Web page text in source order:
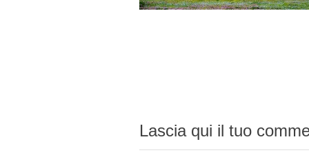
Lascia qui il tuo